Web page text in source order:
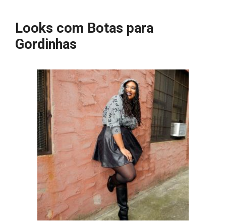
Looks com Botas para
Gordinhas